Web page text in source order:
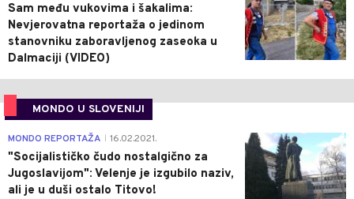
Sam među vukovima i šakalima:
Nevjerovatna reportaža o jedinom
stanovniku zaboravljenog zaseoka u
Dalmaciji (VIDEO)
MONDO U SLOVENIJI
4
MONDO REPORTAŽA 16.02.2021.
"Socijalističko čudo nostalgično za
Jugoslavijom": Velenje je izgubilo naziv,
ali je u duši ostalo Titovo!